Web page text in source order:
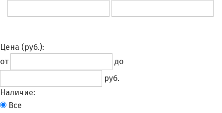
Цена (руб.):
от
до
руб.
Наличие:
Все